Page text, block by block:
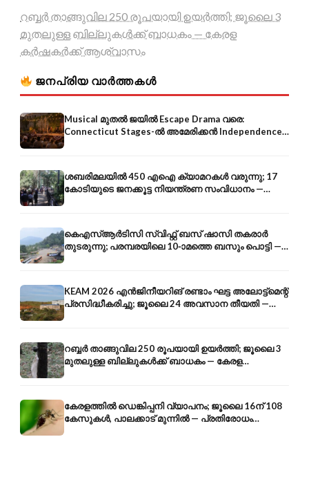
റബ്ബർ താങ്ങുവില 250 രൂപയായി ഉയർത്തി; ജൂലൈ 3
മുതലുള്ള ബില്ലുകൾക്ക് ബാധകം — കേരള
കർഷകർക്ക് ആശ്വാസം
ജനപ്രിയ വാർത്തകൾ
Musical മുതൽ ജയിൽ Escape Drama വരെ:
Connecticut Stages-ൽ അമേരിക്കൻ Independence-
ന്റെ 250-ആം വാർഷികം
ശബരിമലയിൽ 450 എഐ ക്യാമറകൾ വരുന്നു; 17
കോടിയുടെ ജനക്കൂട്ട നിയന്ത്രണ സംവിധാനം —
എരുമേലി മുതൽ പമ്പ വരെ
കെഎസ്ആർടിസി സ്വിഫ്റ്റ് ബസ് ഷാസി തകരാർ
തുടരുന്നു; പരമ്പരയിലെ 10-ാമത്തെ ബസും പൊട്ടി —
സുരക്ഷാ ആശങ്ക
KEAM 2026 എൻജിനീയറിങ് രണ്ടാം ഘട്ട അലോട്ട്മെന്റ്
പ്രസിദ്ധീകരിച്ചു; ജൂലൈ 24 അവസാന തീയതി —
അറിയേണ്ടതെല്ലാം
റബ്ബർ താങ്ങുവില 250 രൂപയായി ഉയർത്തി; ജൂലൈ 3
മുതലുള്ള ബില്ലുകൾക്ക് ബാധകം — കേരള
കർഷകർക്ക് ആശ്വാസം
കേരളത്തിൽ ഡെങ്കിപ്പനി വ്യാപനം; ജൂലൈ 16ന് 108
കേസുകൾ, പാലക്കാട് മുന്നിൽ — പ്രതിരോധം
എങ്ങനെ?